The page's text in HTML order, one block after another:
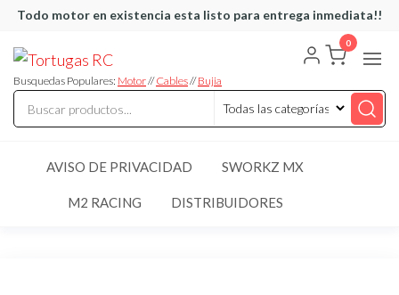
Saltar
contenido
Todo motor en existencia esta listo para entrega inmediata!!
RC
articulos
de RC
Busquedas Populares: Motor//Cables//Bujia
0
AVISO DE PRIVACIDAD SWORKZ MX
M2 RACING DISTRIBUIDORES